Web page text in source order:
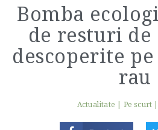
Bomba
de resturi
descoperite
rau
Actualitate | Pe scurt |